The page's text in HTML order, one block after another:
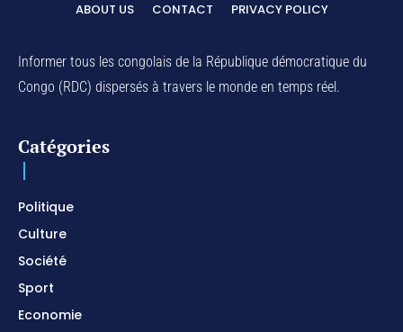
ABOUT US CONTACT PRIVACY POLICY
Informer tous les congolais de la République démocratique du
Congo (RDC) dispersés à travers le monde en temps réel.
Catégories
Politique
Culture
Société
Sport
Economie